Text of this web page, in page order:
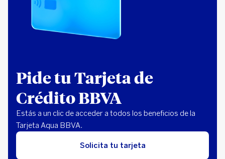
Pide tu Tarjeta de
Crédito BBVA
Estás a un clic de acceder a todos los beneficios de la
Tarjeta Aqua BBVA.
Solicita tu tarjeta